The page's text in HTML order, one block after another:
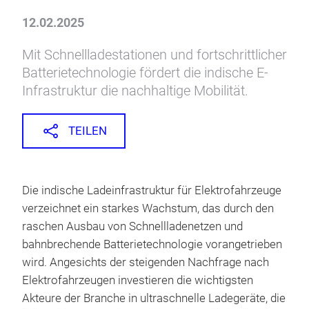
12.02.2025
Mit Schnellladestationen und fortschrittlicher
Batterietechnologie fördert die indische E-
Infrastruktur die nachhaltige Mobilität.
TEILEN
Die indische Ladeinfrastruktur für Elektrofahrzeuge
verzeichnet ein starkes Wachstum, das durch den
raschen Ausbau von Schnellladenetzen und
bahnbrechende Batterietechnologie vorangetrieben
wird. Angesichts der steigenden Nachfrage nach
Elektrofahrzeugen investieren die wichtigsten
Akteure der Branche in ultraschnelle Ladegeräte, die